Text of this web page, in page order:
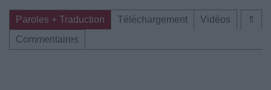
⇑
Paroles + Traduction Téléchargement
Vidéos
Commentaires